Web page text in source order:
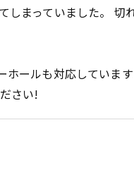
まっていました。 切
ホールも対応していま
さい!